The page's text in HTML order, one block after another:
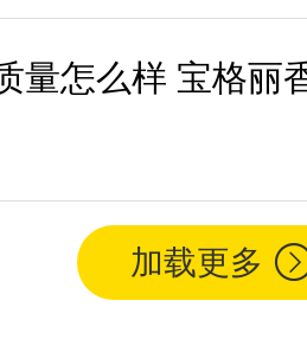
量怎么样 宝格丽
加载更多